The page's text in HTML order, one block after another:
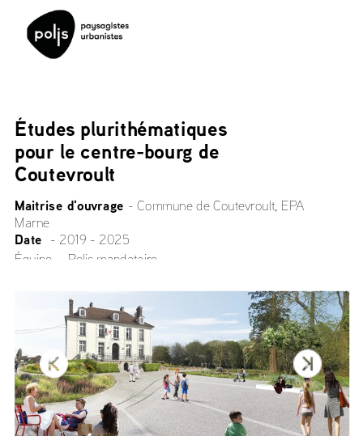
Études plurithématiques
pour le centre-bourg de
Coutevroult
Maitrise d'ouvrage - Commune de Coutevroult, EPA
Marne
Date - 2019 - 2025
Équipe  - Polis mandataire